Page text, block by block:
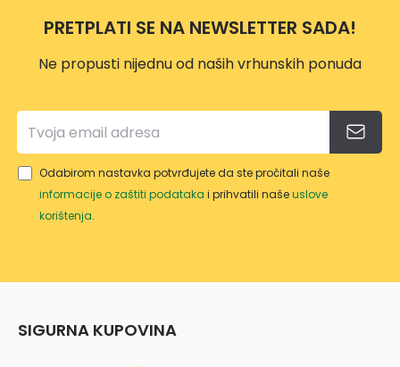
PRETPLATI SE NA NEWSLETTER SADA!
Ne propusti nijednu od naših vrhunskih ponuda
Odabirom nastavka potvrđujete da ste pročitali naše
informacije o zaštiti podataka i prihvatili našeuslove
korištenja.
SIGURNA KUPOVINA